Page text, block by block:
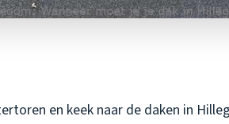
en keek naar de daken in